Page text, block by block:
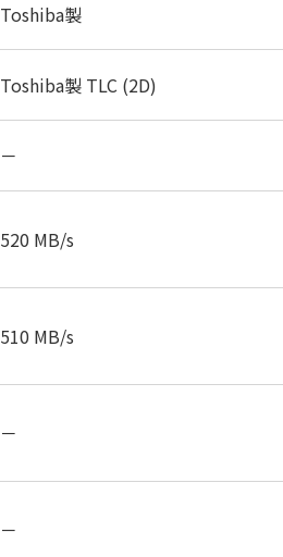
Toshiba製
Toshiba製 TLC (2D)
－
520 MB/s
510 MB/s
－
－